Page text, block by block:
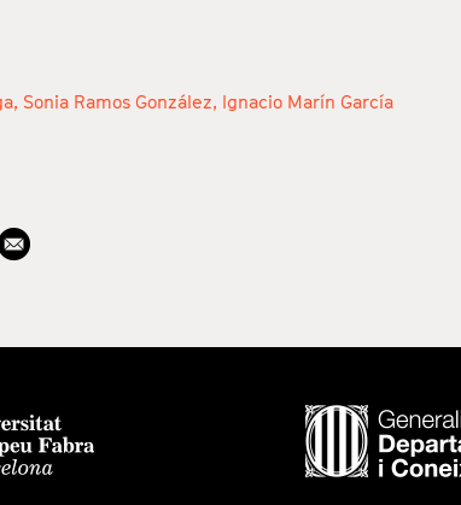
Sonia Ramos González, Ignacio Marín García